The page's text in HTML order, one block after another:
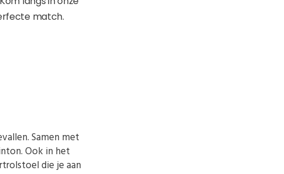
match.
Samen met
Ook in het
die je aan